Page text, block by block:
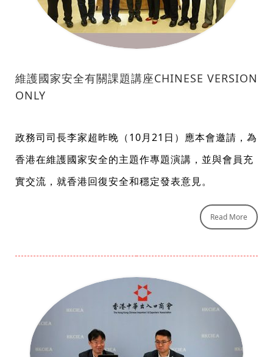
維護國家安全有關課題講座CHINESE VERSION
ONLY
政務司司長李家超昨晚（10月21日）應本會邀請，為
香港在維護國家安全的主題作專題演講，並與會員充
實交流，就香港回復安全和穩定發表意見。
Read More